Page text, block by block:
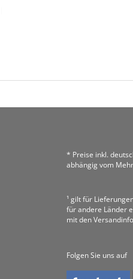
* Preise inkl.
abhängig vom
¹ gilt für
für andere Länder
mit den
Folgen Sie uns auf